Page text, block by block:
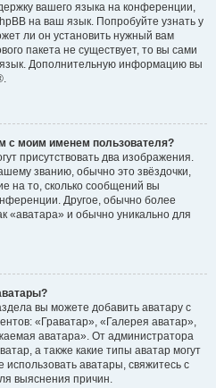
вашего языка на конференции,
на ваш язык. Попробуйте узнать у
ли он установить нужный вам
пакета не существует, то вы сами
Дополнительную информацию вы
с моим именем пользователя?
присутствовать два изображения.
званию, обычно это звёздочки,
на то, сколько сообщений вы
Другое, обычно более
«аватара» и обычно уникально для
вы можете добавить аватару с
«Граватар», «Галерея аватар»,
аватара». От администратора
а также какие типы аватар могут
аватары, свяжитесь с
выяснения причин.